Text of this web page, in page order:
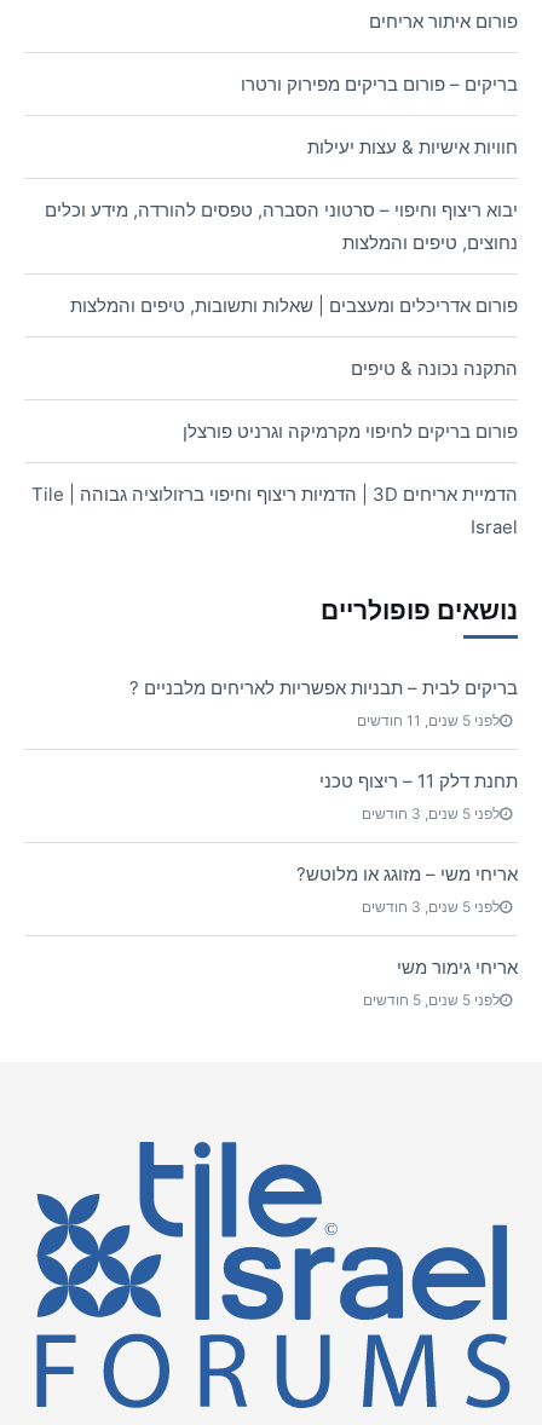
פורום איתור אריחים
בריקים – פורום בריקים מפירוק ורטרו
חוויות אישיות & עצות יעילות
יבוא ריצוף וחיפוי – סרטוני הסברה, טפסים להורדה, מידע וכלים
נחוצים, טיפים והמלצות
פורום אדריכלים ומעצבים | שאלות ותשובות, טיפים והמלצות
התקנה נכונה & טיפים
פורום בריקים לחיפוי מקרמיקה וגרניט פורצלן
הדמיית אריחים 3D | הדמיות ריצוף וחיפוי ברזולוציה גבוהה | Tile
Israel
נושאים פופולריים
בריקים לבית – תבניות אפשריות לאריחים מלבניים ?
לפני 5 שנים, 11 חודשים
תחנת דלק 11 – ריצוף טכני
לפני 5 שנים, 3 חודשים
אריחי משי – מזוגג או מלוטש?
לפני 5 שנים, 3 חודשים
אריחי גימור משי
לפני 5 שנים, 5 חודשים